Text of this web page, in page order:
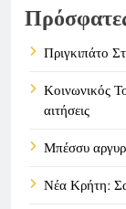
Πριγκιπάτο
Κοινωνικός
αιτήσεις
Μπέσσυ
Νέα Κρήτη: